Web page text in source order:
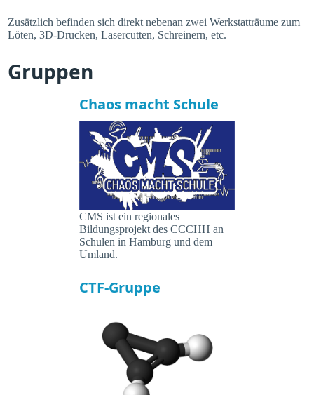
Zusätzlich befinden sich direkt nebenan zwei Werkstatträume zum
Löten, 3D-Drucken, Lasercutten, Schreinern, etc.
Gruppen
Chaos macht Schule
CMS ist ein regionales
Bildungsprojekt des CCCHH an
Schulen in Hamburg und dem
Umland.
CTF-Gruppe